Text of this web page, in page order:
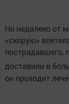
Но недалеко от
«скорую»
пострадавшего,
доставили в
он проходит